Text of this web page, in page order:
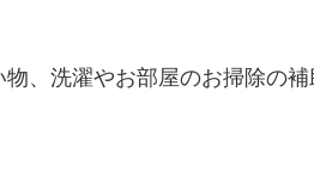
、洗濯やお部屋のお掃除の補